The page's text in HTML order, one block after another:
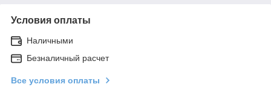
Условия оплаты
Наличными
Безналичный расчет
Все условия оплаты